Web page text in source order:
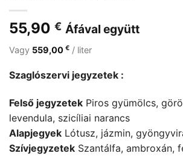
55,90 € Áfával együtt
Vagy 559,00 € / liter
Szaglószervi jegyzetek :
Felső jegyzetek Piros gyümölcs,
levendula, szicíliai narancs
Alapjegyek Lótusz, jázmin,
Szívjegyzetek Szantálfa, ambroxán,